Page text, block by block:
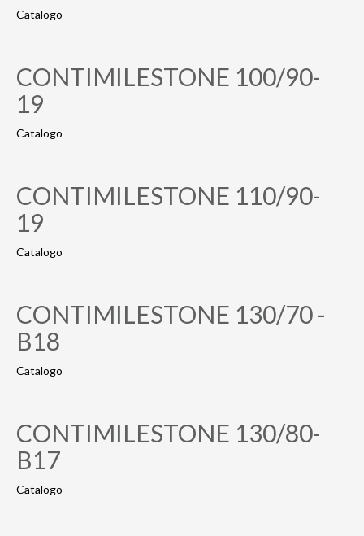
Catalogo
CONTIMILESTONE 100/90-
19
Catalogo
CONTIMILESTONE 110/90-
19
Catalogo
CONTIMILESTONE 130/70 -
B18
Catalogo
CONTIMILESTONE 130/80-
B17
Catalogo